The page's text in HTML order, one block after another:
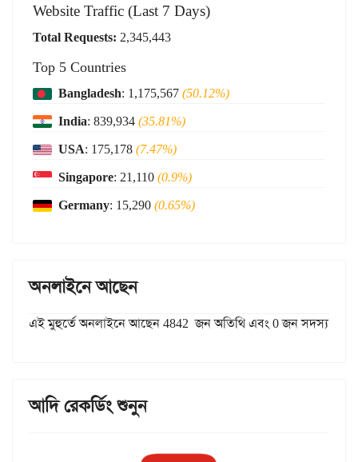
Website Traffic (Last 7 Days)
Total Requests: 2,345,443
Top 5 Countries
Bangladesh: 1,175,567(50.12%)
India: 839,934(35.81%)
USA: 175,178(7.47%)
Singapore: 21,110(0.9%)
Germany: 15,290(0.65%)
অনলাইনে আছেন
এই মুহুর্তে অনলাইনে আছেন 4842 জন অতিথি এবং 0 জন সদস্য
আদি রেকর্ডিং শুনুন